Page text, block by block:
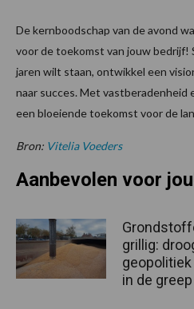
De kernboodschap van de avond
voor de toekomst van jouw bedrijf!
jaren wilt staan, ontwikkel een
naar succes. Met vastberadenheid
een bloeiende toekomst voor de
Bron: Vitelia Voeders
Aanbevolen voor
grillig:
geopolitiek
in de greep